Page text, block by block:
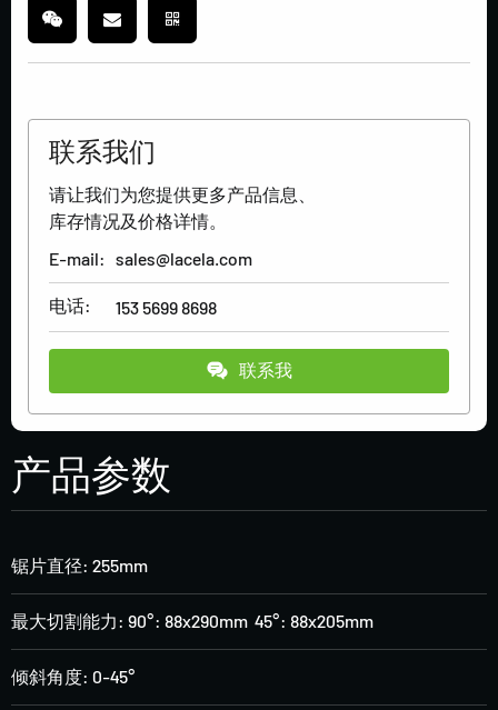
联系我们
请让我们为您提供更多产品信息、
库存情况及价格详情。
E-mail: sales@lacela.com
电话: 153 5699 8698
联系我
产品参数
锯片直径: 255mm
最大切割能力: 90°: 88x290mm 45°: 88x205mm
倾斜角度: 0-45°